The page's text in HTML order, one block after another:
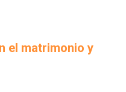
el matrimonio y